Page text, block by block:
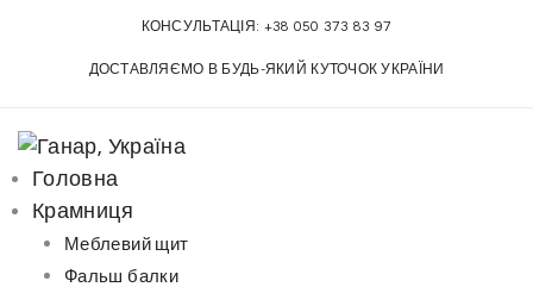
КОНСУЛЬТАЦІЯ: +38 050 373 83 97
ДОСТАВЛЯЄМО В БУДЬ-ЯКИЙ КУТОЧОК УКРАЇНИ
Головна
Крамниця
Меблевий щит
Фальш балки